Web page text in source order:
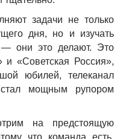
задачи не только
дня, но и изучать
они это делают. Это
и «Советская Россия»,
юбилей, телеканал
мощным рупором
на предстоящую